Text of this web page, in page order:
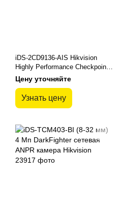
iDS-2CD9136-AIS Hikvision
Highly Performance Checkpoint
Camera
Цену уточняйте
Узнать цену